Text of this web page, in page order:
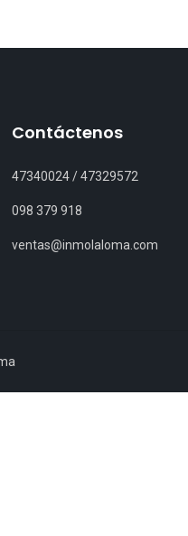
Contáctenos
47340024/47329572
098 379 918
ventas@inmolaloma.com